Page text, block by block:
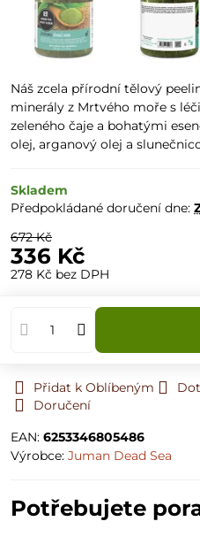
Náš zcela přírodní tělový
minerály z Mrtvého moře s
zeleného čaje a bohatými
olej, arganový olej a
Skladem
Předpokládané doručení dne:
672 Kč
336 Kč
278 Kč bez DPH
Přidat k Oblíbeným
Doručení
EAN: 6253346805486
Výrobce: Juman Dead Sea
Potřebujete